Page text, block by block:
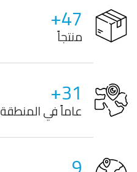
56
+
منتجاً
38
+
عاماً في المنطقة